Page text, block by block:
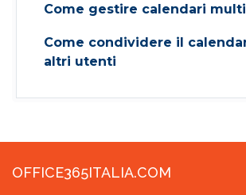
Come gestire calendari
Come condividere il
altri utenti
OFFICE365ITALIA.COM